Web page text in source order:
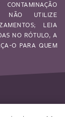
NÃO UTILIZE
LEIA
NO RÓTULO, A
O PARA QUEM